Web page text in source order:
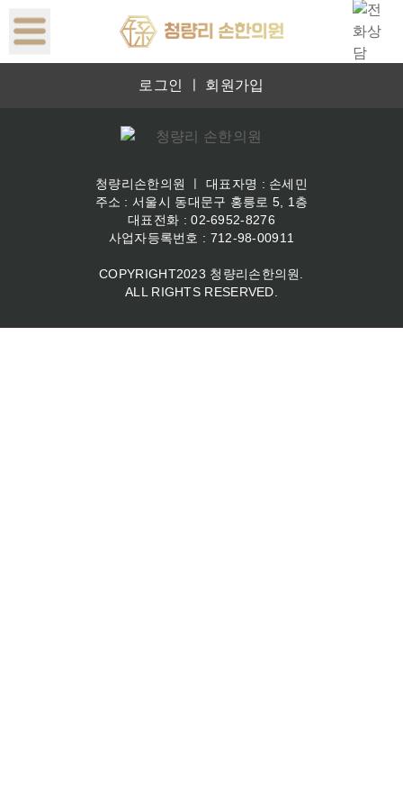
로그인 회원가입
청량리손한의원 ㅣ 대표자명 : 손세민
주소 : 서울시 동대문구 홍릉로 5, 1층
대표전화 : 02-6952-8276
사업자등록번호 : 712-98-00911
COPYRIGHT2023 청량리손한의원.
ALL RIGHTS RESERVED.